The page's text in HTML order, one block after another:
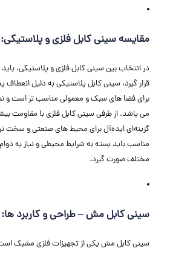
مقایسه سینی کابل فلزی و پلاستیکی:
در انتخاب بین سینی کابل فلزی و پلاستیکی،
قرار گیرد، سینی کابل پلاستیکی به دلیل انعطاف
برای فضا های سبک و معمولی مناسب ‌تر است و
می ‌باشد. از طرفی سینی کابل فلزی با مقاومت
گزینه‌ای ایده‌آل برای محیط ‌های صنعتی و سخت
مناسب باید بسته به شرایط محیطی و نیاز به
مختلف صورت گیرد.
سینی کابل مش – طراحی و کاربرد ها:
سینی کابل مش یکی از تجهیزات فلزی مشبک است